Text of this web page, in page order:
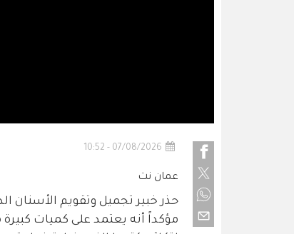
07/08/2026 - 10:52
عمان نت
حذر خبير تجميل وتقويم الأسنان
مؤكداً أنه يعتمد على كميات